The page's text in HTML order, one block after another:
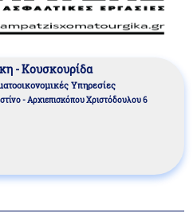
- Κουσκουρίδα
Υπηρεσίες
- Αρχιεπισκόπου Χριστόδουλου 6